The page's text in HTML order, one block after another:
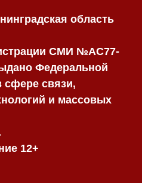
область
СМИ №AC77-
Федеральной
сфере связи,
и массовых
12+